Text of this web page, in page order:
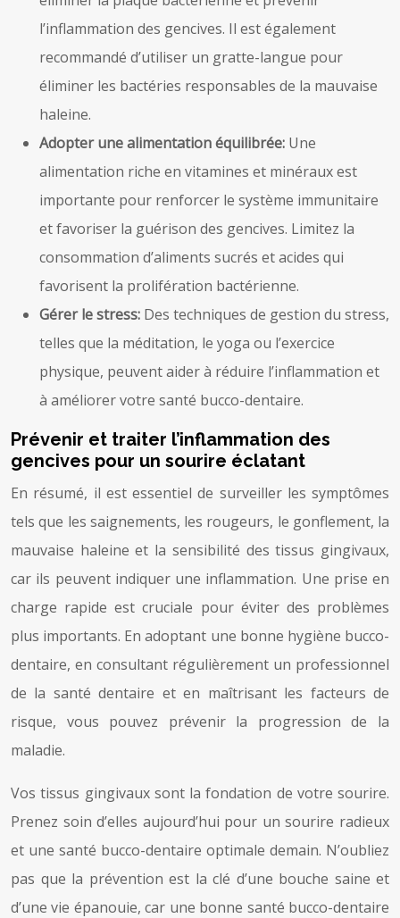
l’inflammation des gencives. Il est également
recommandé d’utiliser un gratte-langue pour
éliminer les bactéries responsables de la mauvaise
haleine.
Adopter une alimentation équilibrée: Une
alimentation riche en vitamines et minéraux est
importante pour renforcer le système immunitaire
et favoriser la guérison des gencives. Limitez la
consommation d’aliments sucrés et acides qui
favorisent la prolifération bactérienne.
Gérer le stress: Des techniques de gestion du stress,
telles que la méditation, le yoga ou l’exercice
physique, peuvent aider à réduire l’inflammation et
à améliorer votre santé bucco-dentaire.
Prévenir et traiter l’inflammation des
gencives pour un sourire éclatant
En résumé, il est essentiel de surveiller les symptômes
tels que les saignements, les rougeurs, le gonflement, la
mauvaise haleine et la sensibilité des tissus gingivaux,
car ils peuvent indiquer une inflammation. Une prise en
charge rapide est cruciale pour éviter des problèmes
plus importants. En adoptant une bonne hygiène bucco-
dentaire, en consultant régulièrement un professionnel
de la santé dentaire et en maîtrisant les facteurs de
risque, vous pouvez prévenir la progression de la
maladie.
Vos tissus gingivaux sont la fondation de votre sourire.
Prenez soin d’elles aujourd’hui pour un sourire radieux
et une santé bucco-dentaire optimale demain. N’oubliez
pas que la prévention est la clé d’une bouche saine et
d’une vie épanouie, car une bonne santé bucco-dentaire